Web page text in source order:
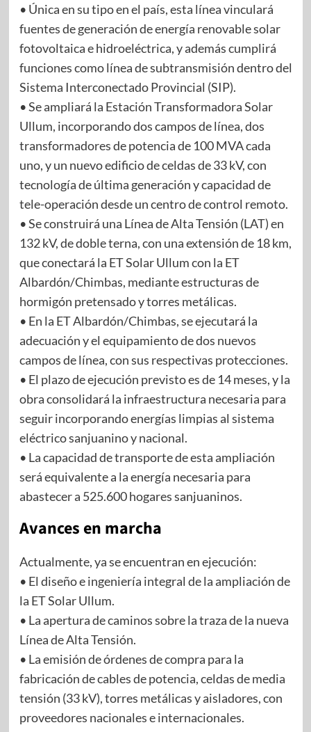
• Única en su tipo en el país, esta línea vinculará
fuentes de generación de energía renovable solar
fotovoltaica e hidroeléctrica, y además cumplirá
funciones como línea de subtransmisión dentro del
Sistema Interconectado Provincial (SIP).
• Se ampliará la Estación Transformadora Solar
Ullum, incorporando dos campos de línea, dos
transformadores de potencia de 100 MVA cada
uno, y un nuevo edificio de celdas de 33 kV, con
tecnología de última generación y capacidad de
tele-operación desde un centro de control remoto.
• Se construirá una Línea de Alta Tensión (LAT) en
132 kV, de doble terna, con una extensión de 18 km,
que conectará la ET Solar Ullum con la ET
Albardón/Chimbas, mediante estructuras de
hormigón pretensado y torres metálicas.
• En la ET Albardón/Chimbas, se ejecutará la
adecuación y el equipamiento de dos nuevos
campos de línea, con sus respectivas protecciones.
• El plazo de ejecución previsto es de 14 meses, y la
obra consolidará la infraestructura necesaria para
seguir incorporando energías limpias al sistema
eléctrico sanjuanino y nacional.
• La capacidad de transporte de esta ampliación
será equivalente a la energía necesaria para
abastecer a 525.600 hogares sanjuaninos.
Avances en marcha
Actualmente, ya se encuentran en ejecución:
• El diseño e ingeniería integral de la ampliación de
la ET Solar Ullum.
• La apertura de caminos sobre la traza de la nueva
Línea de Alta Tensión.
• La emisión de órdenes de compra para la
fabricación de cables de potencia, celdas de media
tensión (33 kV), torres metálicas y aisladores, con
proveedores nacionales e internacionales.